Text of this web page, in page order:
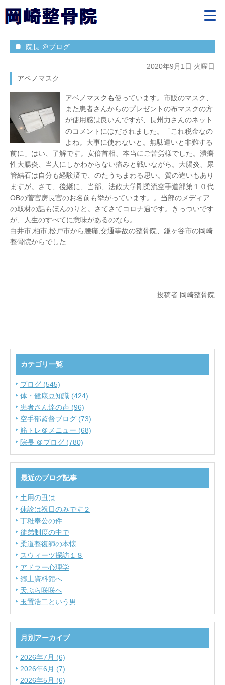
院長 ＠ブログ
2020年9月1日 火曜日
アベノマスク
アベノマスク も使っています。市販のマスク、
また患者さんからのプレゼントの布マスクの方
が使用感は良いんですが、長州力さんのネット
のコメントにほだされました。「これ税金なの
よね。大事に使わないと。無駄遣いと非難する
前に」はい、了解です。安倍首相、本当にご苦労様でした。潰瘍
性大腸炎、当人にしかわからない痛みと戦いながら。大腸炎、尿
管結石は自分も経験済で、のたうちまわる思い。質の違いもあり
ますが。さて、後継に、当部、法政大学剛柔流空手道部第１０代
OBの菅官房長官のお名前も挙がっています。。当部のメディア
の取材の話もほんのりと。さてさてコロナ過です。きっついです
が、人生のすべてに意味があるのなら。
白井市,柏市,松戸市から腰痛,交通事故の整骨院、鎌ヶ谷市の岡崎
整骨院からでした
投稿者 岡崎整骨院
カテゴリ一覧
ブログ (545)
体・健康豆知識 (424)
患者さん達の声 (96)
空手部監督ブログ (73)
筋トレ＠メニュー (68)
院長 ＠ブログ (780)
最近のブログ記事
土用の丑は
休診は祝日のみです２
丁稚奉公の件
徒弟制度の中で
柔道整復師の本懐
スウィーツ探訪１８
アドラー心理学
郷土資料館へ
天ぷら咲咲へ
玉置浩二という男
月別アーカイブ
2026年7月 (6)
2026年6月 (7)
2026年5月 (6)